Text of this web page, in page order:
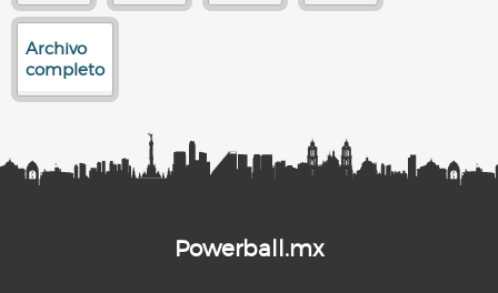
Archivo
completo
Powerball.mx